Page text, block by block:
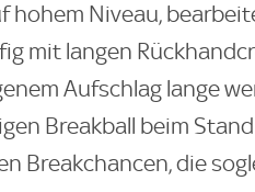
hohem Niveau,
mit langen
Aufschlag lange
Breakball beim
Breakchancen, die